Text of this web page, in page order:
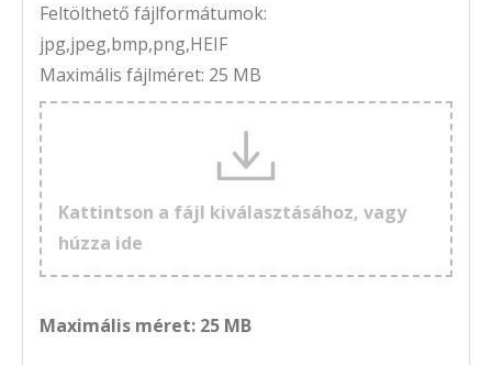
Feltölthető fájlformátumok:
jpg,jpeg,bmp,png,HEIF
Maximális fájlméret: 25 MB
Kattintson a fájl kiválasztásához, vagy
húzza ide
Maximális méret: 25 MB